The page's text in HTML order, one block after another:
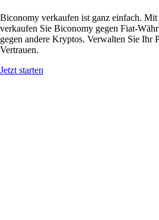
Biconomy verkaufen ist ganz einfach.
verkaufen Sie Biconomy gegen Fiat-
gegen andere Kryptos. Verwalten Sie Ihr
Vertrauen.
Jetzt starten